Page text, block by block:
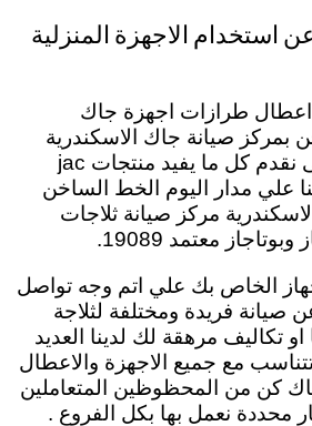
استخدام الاجهزة المنزلية
اعطال طرازات اجهزة جاك
بمركز صيانة جاك الاسكندرية
تواجدنا هنا فقط حتى نقدم كل ما يفيد منتجات jac
علي مدار اليوم الخط الساخن
مركز صيانة ثلاجات
معتمد 19089.
الخاص بك علي اتم وجه تواصل
صيانة فريدة ومختلفة لثلاجة
تكاليف مرهقة لك لدينا العديد
مع جميع الاجهزة والاعطال
كن من المحظوظين المتعاملين
محددة نعمل بها بكل الفروع .